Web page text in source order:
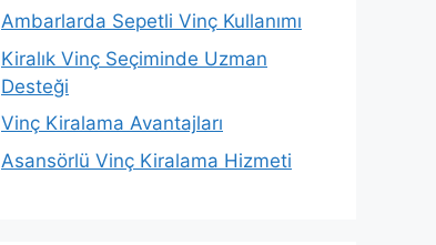
Ambarlarda Sepetli Vinç Kullanımı
Kiralık Vinç Seçiminde Uzman
Desteği
Vinç Kiralama Avantajları
Asansörlü Vinç Kiralama Hizmeti